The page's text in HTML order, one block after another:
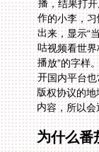
内容，所以
为什么番